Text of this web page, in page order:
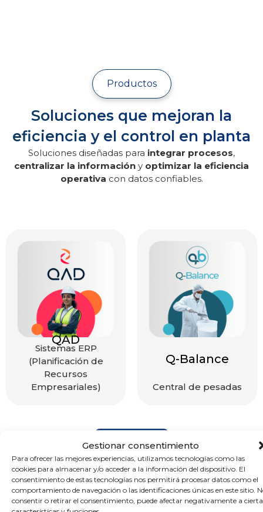
Gestionar consentimiento
Para ofrecer las mejores experiencias, utilizamos tecnologías como las
cookies para almacenar y/o acceder a la información del dispositivo. El
consentimiento de estas tecnologías nos permitirá procesar datos como el
comportamiento de navegación o las identificaciones únicas en este sitio.
consentir o retirar el consentimiento, puede afectar negativamente a
Productos
Soluciones que mejoran la
eficiencia y el control en planta
Soluciones diseñadas para integrar procesos,
centralizar la información y optimizar la eficiencia
operativa con datos confiables.
Q-Balance
Central de pesadas
WMS (Software de
depósitos)
Quienes nos eligen